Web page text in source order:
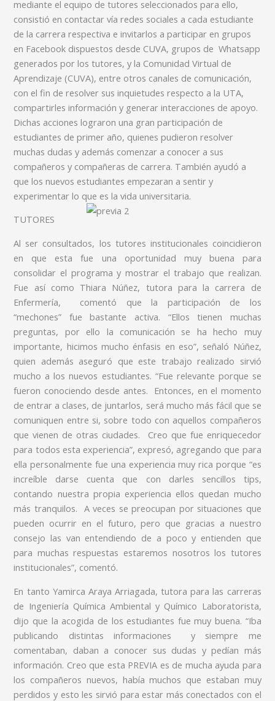
mediante el equipo de tutores seleccionados para ello,
consistió en contactar vía redes sociales a cada estudiante
de la carrera respectiva e invitarlos a participar en grupos
en Facebook dispuestos desde CUVA, grupos de Whatsapp
generados por los tutores, y la Comunidad Virtual de
Aprendizaje (CUVA), entre otros canales de comunicación,
con el fin de resolver sus inquietudes respecto a la UTA,
compartirles información y generar interacciones de apoyo.
Dichas acciones lograron una gran participación de
estudiantes de primer año, quienes pudieron resolver
muchas dudas y además comenzar a conocer a sus
compañeros y compañeras de carrera. También ayudó a
que los nuevos estudiantes empezaran a sentir y
experimentar lo que es la vida universitaria.
TUTORES
Al ser consultados, los tutores institucionales coincidieron
en que esta fue una oportunidad muy buena para
consolidar el programa y mostrar el trabajo que realizan.
Fue así como Thiara Núñez, tutora para la carrera de
Enfermería, comentó que la participación de los
“mechones” fue bastante activa. “Ellos tienen muchas
preguntas, por ello la comunicación se ha hecho muy
importante, hicimos mucho énfasis en eso”, señaló Núñez,
quien además aseguró que este trabajo realizado sirvió
mucho a los nuevos estudiantes. “Fue relevante porque se
fueron conociendo desde antes. Entonces, en el momento
de entrar a clases, de juntarlos, será mucho más fácil que se
comuniquen entre si, sobre todo con aquellos compañeros
que vienen de otras ciudades. Creo que fue enriquecedor
para todos esta experiencia”, expresó, agregando que para
ella personalmente fue una experiencia muy rica porque “es
increíble darse cuenta que con darles sencillos tips,
contando nuestra propia experiencia ellos quedan mucho
más tranquilos. A veces se preocupan por situaciones que
pueden ocurrir en el futuro, pero que gracias a nuestro
consejo las van entendiendo de a poco y entienden que
para muchas respuestas estaremos nosotros los tutores
institucionales”, comentó.
En tanto Yamirca Araya Arriagada, tutora para las carreras
de Ingeniería Química Ambiental y Químico Laboratorista,
dijo que la acogida de los estudiantes fue muy buena. “Iba
publicando distintas informaciones y siempre me
comentaban, daban a conocer sus dudas y pedían más
información. Creo que esta PREVIA es de mucha ayuda para
los compañeros nuevos, había muchos que estaban muy
perdidos y esto les sirvió para estar más conectados con el